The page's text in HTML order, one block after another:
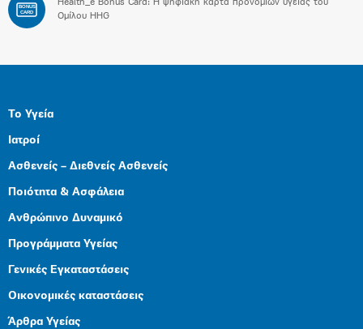
BONUS
CARD
Health_e Bonus Card: H ψηφιακή κάρτα προνομίων υγείας του
Ομίλου HHG
Το Υγεία
Ιατροί
Ασθενείς – Διεθνείς Ασθενείς
Ποιότητα & Ασφάλεια
Ανθρώπινο Δυναμικό
Προγράμματα Υγείας
Γενικές Εγκαταστάσεις
Οικονομικές καταστάσεις
Άρθρα Υγείας